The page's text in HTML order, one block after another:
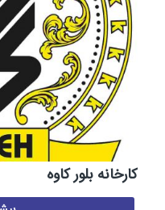
کارخانه بلور کاوه